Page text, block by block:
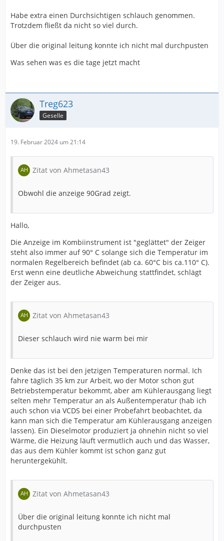
Habe extra einen Durchsichtigen schlauch genommen.
Trotzdem fließt da nicht so viel durch.
Über die original leitung konnte ich nicht mal durchpusten
Was sehen was es die tage jetzt macht
Treg623
Geselle
19. Februar 2024 um 21:14
Zitat von Ahmetasan43
Obwohl die anzeige 90Grad zeigt.
Hallo,
Die Anzeige im Kombiinstrument ist "geglättet" der Zeiger
steht also immer auf 90° C solange sich die Temperatur im
normalen Regelbereich befindet (ab ca. 60°C bis ca.110° C).
Erst wenn eine deutliche Abweichung stattfindet, schlägt
der Zeiger aus.
Zitat von Ahmetasan43
Dieser schlauch wird nie warm bei mir
Denke das ist bei den jetzigen Temperaturen normal. Ich
fahre täglich 35 km zur Arbeit, wo der Motor schon gut
Betriebstemperatur bekommt, aber am Kühlerausgang liegt
selten mehr Temperatur an als Außentemperatur (hab ich
auch schon via VCDS bei einer Probefahrt beobachtet, da
kann man sich die Temperatur am Kühlerausgang anzeigen
lassen). Ein Dieselmotor produziert ja ohnehin nicht so viel
Wärme, die Heizung läuft vermutlich auch und das Wasser,
das aus dem Kühler kommt ist schon ganz gut
heruntergekühlt.
Zitat von Ahmetasan43
Über die original leitung konnte ich nicht mal
durchpusten